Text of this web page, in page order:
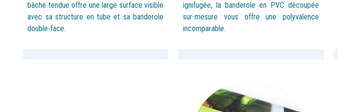
bâche tendue offre une large surface visible
avec sa structure en tube et sa banderole
double-face.
ignifugée, la banderole en PVC découpée
sur-mesure vous offre une polyvalence
incomparable.